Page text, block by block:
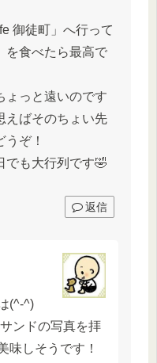
御徒町」へ行って
を食べたら最高で
ょっと遠いのです
えばそのちょい先
ぞ！
でも大行列です🤣
返信
(^-^)
ンドの写真を拝
味しそうです！